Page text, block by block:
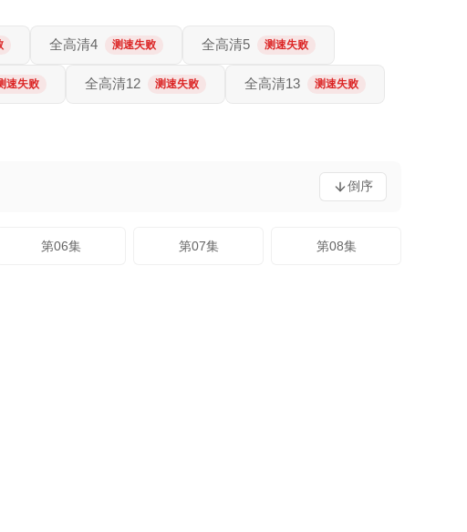
全高清4 测速失败 全高清5 测速失败
速失败 全高清12 测速失败 全高清13 测速失败
倒序
第06集 第07集 第08集